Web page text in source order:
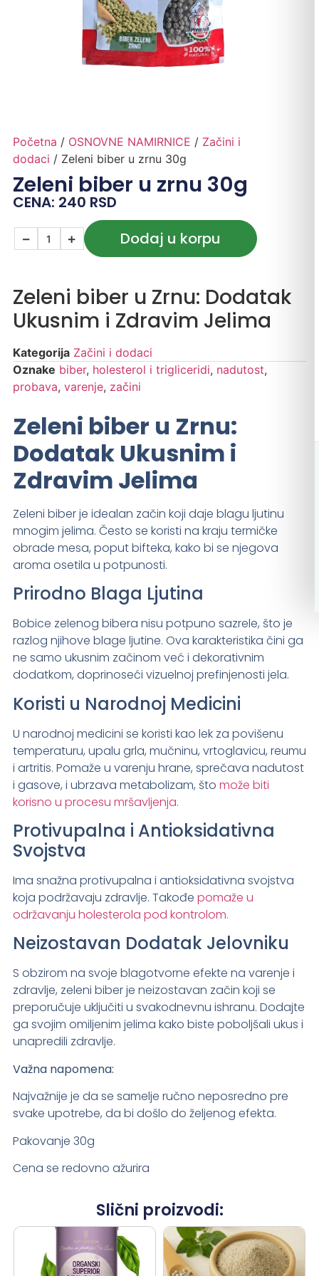
Početna / OSNOVNE NAMIRNICE / Začini i
dodaci / Zeleni biber u zrnu 30g
Zeleni biber u zrnu 30g
CENA: 240 RSD
− + Dodaj u korpu
Zeleni biber u Zrnu: Dodatak
Ukusnim i Zdravim Jelima
Kategorija Začini i dodaci
Oznake biber, holesterol i trigliceridi, nadutost,
probava, varenje, začini
Zeleni biber u Zrnu:
Dodatak Ukusnim i
Zdravim Jelima
Zeleni biber je idealan začin koji daje blagu ljutinu
mnogim jelima. Često se koristi na kraju termičke
obrade mesa, poput bifteka, kako bi se njegova
aroma osetila u potpunosti.
Prirodno Blaga Ljutina
Bobice zelenog bibera nisu potpuno sazrele, što je
razlog njihove blage ljutine. Ova karakteristika čini ga
ne samo ukusnim začinom već i dekorativnim
dodatkom, doprinoseći vizuelnoj prefinjenosti jela.
Koristi u Narodnoj Medicini
U narodnoj medicini se koristi kao lek za povišenu
temperaturu, upalu grla, mučninu, vrtoglavicu, reumu
i artritis. Pomaže u varenju hrane, sprečava nadutost
i gasove, i ubrzava metabolizam, što može biti
korisno u procesu mršavljenja.
Protivupalna i Antioksidativna
Svojstva
Ima snažna protivupalna i antioksidativna svojstva
koja podržavaju zdravlje. Takođe pomaže u
održavanju holesterola pod kontrolom.
Neizostavan Dodatak Jelovniku
S obzirom na svoje blagotvorne efekte na varenje i
zdravlje, zeleni biber je neizostavan začin koji se
preporučuje uključiti u svakodnevnu ishranu. Dodajte
ga svojim omiljenim jelima kako biste poboljšali ukus i
unapredili zdravlje.
Važna napomena:
Najvažnije je da se samelje ručno neposredno pre
svake upotrebe, da bi došlo do željenog efekta.
Pakovanje 30g
Cena se redovno ažurira
Slični proizvodi: